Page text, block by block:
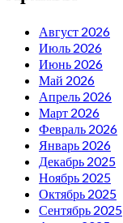
Август 2026
Июль 2026
Июнь 2026
Май 2026
Апрель 2026
Март 2026
Февраль 2026
Январь 2026
Декабрь 2025
Ноябрь 2025
Октябрь 2025
Сентябрь 2025